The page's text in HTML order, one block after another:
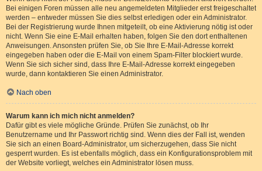
Bei einigen Foren müssen alle neu angemeldeten Mitglieder erst freigeschaltet
werden – entweder müssen Sie dies selbst erledigen oder ein Administrator.
Bei der Registrierung wurde Ihnen mitgeteilt, ob eine Aktivierung nötig ist oder
nicht. Wenn Sie eine E-Mail erhalten haben, folgen Sie den dort enthaltenen
Anweisungen. Ansonsten prüfen Sie, ob Sie Ihre E-Mail-Adresse korrekt
eingegeben haben oder die E-Mail von einem Spam-Filter blockiert wurde.
Wenn Sie sich sicher sind, dass Ihre E-Mail-Adresse korrekt eingegeben
wurde, dann kontaktieren Sie einen Administrator.
Nach oben
Warum kann ich mich nicht anmelden?
Dafür gibt es viele mögliche Gründe. Prüfen Sie zunächst, ob Ihr
Benutzername und Ihr Passwort richtig sind. Wenn dies der Fall ist, wenden
Sie sich an einen Board-Administrator, um sicherzugehen, dass Sie nicht
gesperrt wurden. Es ist ebenfalls möglich, dass ein Konfigurationsproblem mit
der Website vorliegt, welches ein Administrator lösen muss.